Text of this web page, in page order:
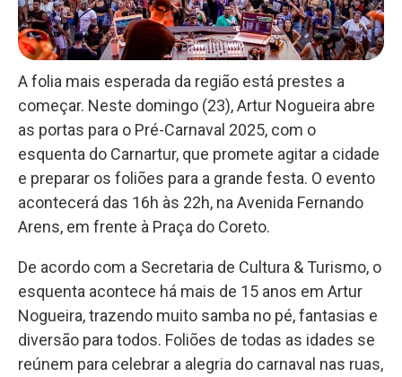
A folia mais esperada da região está prestes a
começar. Neste domingo (23), Artur Nogueira abre
as portas para o Pré-Carnaval 2025, com o
esquenta do Carnartur, que promete agitar a cidade
e preparar os foliões para a grande festa. O evento
acontecerá das 16h às 22h, na Avenida Fernando
Arens, em frente à Praça do Coreto.
De acordo com a Secretaria de Cultura & Turismo, o
esquenta acontece há mais de 15 anos em Artur
Nogueira, trazendo muito samba no pé, fantasias e
diversão para todos. Foliões de todas as idades se
reúnem para celebrar a alegria do carnaval nas ruas,